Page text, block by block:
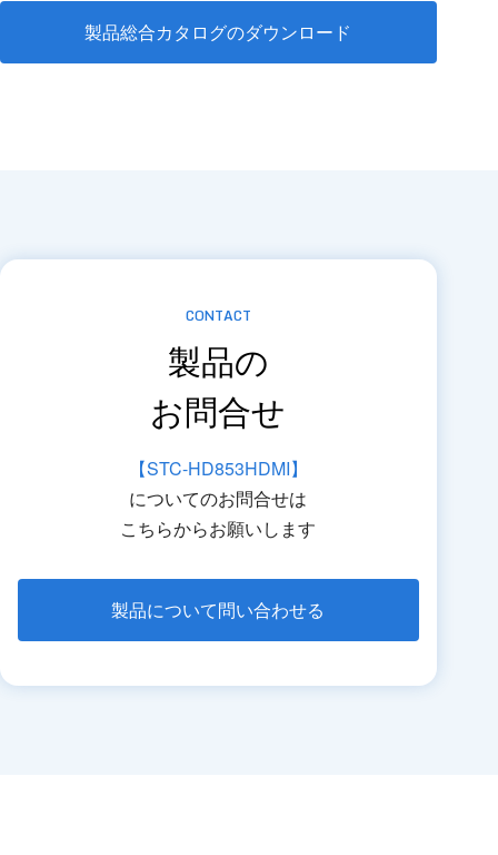
製品総合カタログのダウンロード
CONTACT
製品の
お問合せ
【STC-HD853HDMI】
についてのお問合せは
こちらからお願いします
製品について問い合わせる